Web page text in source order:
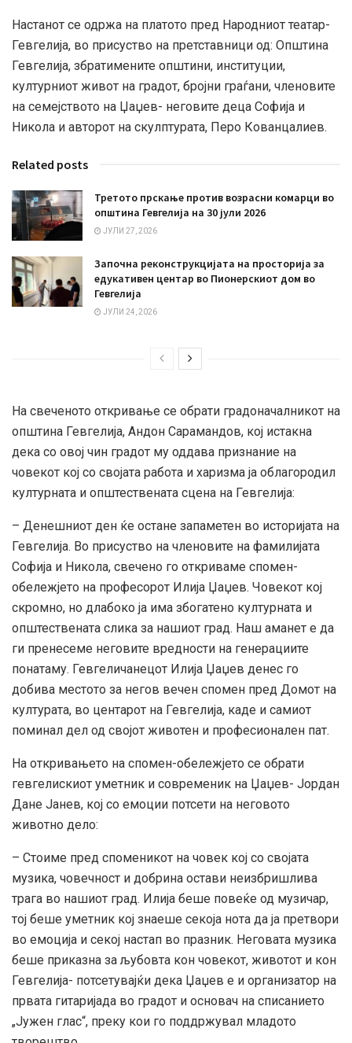
Настанот се одржа на платото пред Народниот театар-
Гевгелија, во присуство на претставници од: Општина
Гевгелија, збратимените општини, институции,
културниот живот на градот, бројни граѓани, членовите
на семејството на Џаџев- неговите деца Софија и
Никола и авторот на скулптурата, Перо Кованцалиев.
Related posts
Третото прскање против возрасни комарци во
општина Гевгелија на 30 јули 2026
ЈУЛИ 27, 2026
Започна реконструкцијата на просторија за
едукативен центар во Пионерскиот дом во
Гевгелија
ЈУЛИ 24, 2026
На свеченото откривање се обрати градоначалникот на
oпштина Гевгелија, Андон Сарамандов, кој истакна
дека со овој чин градот му оддава признание на
човекот кој со својата работа и харизма ја облагородил
културната и општествената сцена на Гевгелија:
– Денешниот ден ќе остане запаметен во историјата на
Гевгелија. Во присуство на членовите на фамилијата
Софија и Никола, свечено го откриваме спомен-
обележјето на професорот Илија Џаџев. Човекот кој
скромно, но длабоко ја има збогатено културната и
општествената слика за нашиот град. Наш аманет е да
ги пренесеме неговите вредности на генерациите
понатаму. Гевгеличанецот Илија Џаџев денес го
добива местото за негов вечен спомен пред Домот на
културата, во центарот на Гевгелија, каде и самиот
поминал дел од својот животен и професионален пат.
На откривањето на спомен-обележјето се обрати
гевгелискиот уметник и современик на Џаџев- Јордан
Дане Јанев, кој со емоции потсети на неговото
животно дело:
– Стоиме пред споменикот на човек кој со својата
музика, човечност и добрина остави неизбришлива
трага во нашиот град. Илија беше повеќе од музичар,
тој беше уметник кој знаеше секоја нота да ја претвори
во емоција и секој настап во празник. Неговата музика
беше приказна за љубовта кон човекот, животот и кон
Гевгелија- потсетувајќи дека Џаџев е и организатор на
првата гитаријада во градот и основач на списанието
„Јужен глас“, преку кои го поддржувал младото